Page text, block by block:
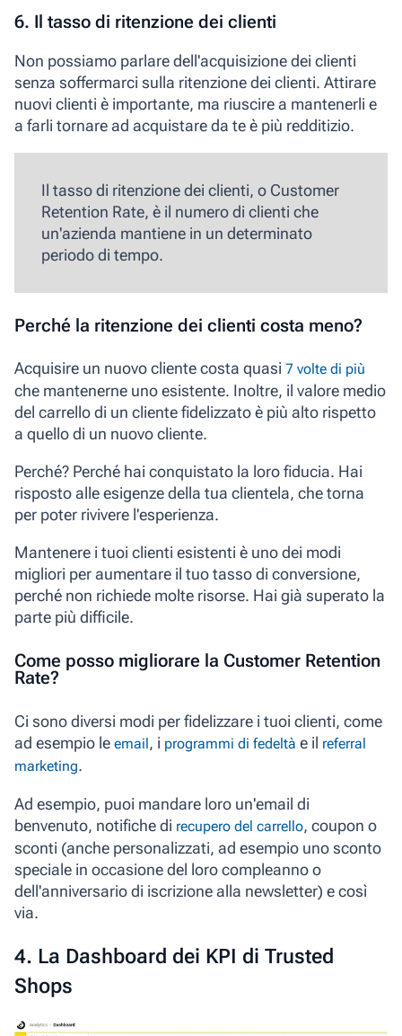
6. Il tasso di ritenzione dei clienti
Non possiamo parlare dell'acquisizione dei clienti
senza soffermarci sulla ritenzione dei clienti. Attirare
nuovi clienti è importante, ma riuscire a mantenerli e
a farli tornare ad acquistare da te è più redditizio.
Il tasso di ritenzione dei clienti, o Customer
Retention Rate, è il numero di clienti che
un'azienda mantiene in un determinato
periodo di tempo.
Perché la ritenzione dei clienti costa meno?
Acquisire un nuovo cliente costa quasi 7 volte di più
che mantenerne uno esistente. Inoltre, il valore medio
del carrello di un cliente fidelizzato è più alto rispetto
a quello di un nuovo cliente.
Perché? Perché hai conquistato la loro fiducia. Hai
risposto alle esigenze della tua clientela, che torna
per poter rivivere l'esperienza.
Mantenere i tuoi clienti esistenti è uno dei modi
migliori per aumentare il tuo tasso di conversione,
perché non richiede molte risorse. Hai già superato la
parte più difficile.
Come posso migliorare la Customer Retention
Rate?
Ci sono diversi modi per fidelizzare i tuoi clienti, come
ad esempio le email, i programmi di fedeltà e il referral
marketing.
Ad esempio, puoi mandare loro un'email di
benvenuto, notifiche di recupero del carrello, coupon o
sconti (anche personalizzati, ad esempio uno sconto
speciale in occasione del loro compleanno o
dell'anniversario di iscrizione alla newsletter) e così
via.
4. La Dashboard dei KPI di Trusted
Shops